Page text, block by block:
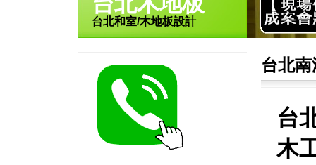
台北和室/木地板設計
台北
台
木